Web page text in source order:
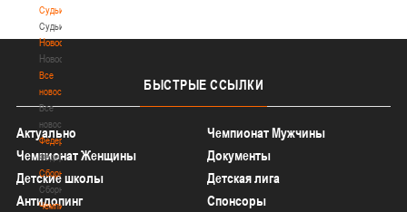
Судьи
Судьи
Новости
Новости
Все
новости
Все
новости
Федерация
Федерация
Сборные
Сборные
Чемпионат
БЫСТРЫЕ ССЫЛКИ
Актуально
Чемпионат Мужчины
Чемпионат Женщины
Документы
Детские школы
Детская лига
Антидопинг
Спонсоры